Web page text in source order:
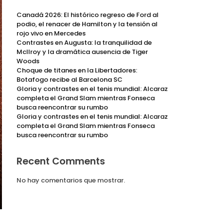
Canadá 2026: El histórico regreso de Ford al
podio, el renacer de Hamilton y la tensión al
rojo vivo en Mercedes
Contrastes en Augusta: la tranquilidad de
McIlroy y la dramática ausencia de Tiger
Woods
Choque de titanes en la Libertadores:
Botafogo recibe al Barcelona SC
Gloria y contrastes en el tenis mundial: Alcaraz
completa el Grand Slam mientras Fonseca
busca reencontrar su rumbo
Gloria y contrastes en el tenis mundial: Alcaraz
completa el Grand Slam mientras Fonseca
busca reencontrar su rumbo
Recent Comments
No hay comentarios que mostrar.